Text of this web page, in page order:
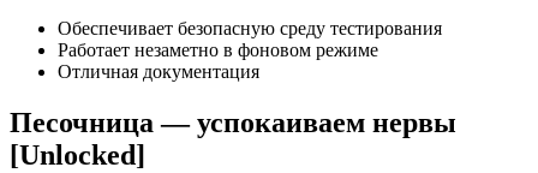
Обеспечивает безопасную среду тестирования
Работает незаметно в фоновом режиме
Отличная документация
Песочница — успокаиваем нервы
[Unlocked]